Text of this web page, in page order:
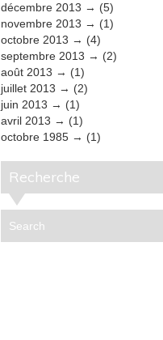
décembre 2013
(5)
novembre 2013
(1)
octobre 2013
(4)
septembre 2013
(2)
août 2013
(1)
juillet 2013
(2)
juin 2013
(1)
avril 2013
(1)
octobre 1985
(1)
Recherche